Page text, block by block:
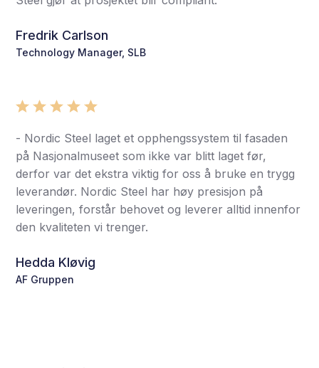
Fredrik Carlson
Technology Manager, SLB
- Nordic Steel laget et opphengssystem til fasaden
på Nasjonalmuseet som ikke var blitt laget før,
derfor var det ekstra viktig for oss å bruke en trygg
leverandør. Nordic Steel har høy presisjon på
leveringen, forstår behovet og leverer alltid innenfor
den kvaliteten vi trenger.
Hedda Kløvig
AF Gruppen